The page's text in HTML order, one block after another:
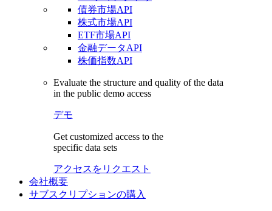
債券市場API
株式市場API
ETF市場API
金融データAPI
株価指数API
Evaluate the structure and quality of the data
in the public demo access
デモ
Get customized access to the
specific data sets
アクセスをリクエスト
会社概要
サブスクリプションの購入